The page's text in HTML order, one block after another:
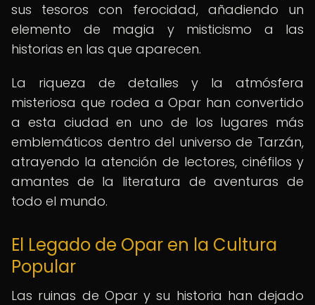
sus tesoros con ferocidad, añadiendo un
elemento de magia y misticismo a las
historias en las que aparecen.
La riqueza de detalles y la atmósfera
misteriosa que rodea a Opar han convertido
a esta ciudad en uno de los lugares más
emblemáticos dentro del universo de Tarzán,
atrayendo la atención de lectores, cinéfilos y
amantes de la literatura de aventuras de
todo el mundo.
El Legado de Opar en la Cultura
Popular
Las ruinas de Opar y su historia han dejado